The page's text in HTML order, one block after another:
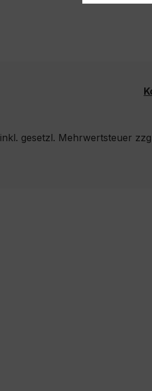
gesetzl. Mehrwertsteuer